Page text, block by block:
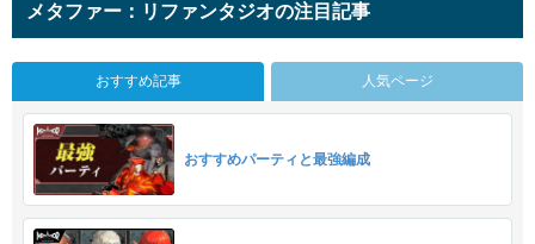
メタファー：リファンタジオの注目記事
おすすめ記事 人気ページ
おすすめパーティと最強編成